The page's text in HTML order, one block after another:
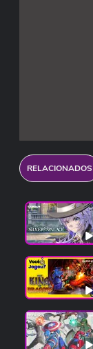
RELACIONADOS